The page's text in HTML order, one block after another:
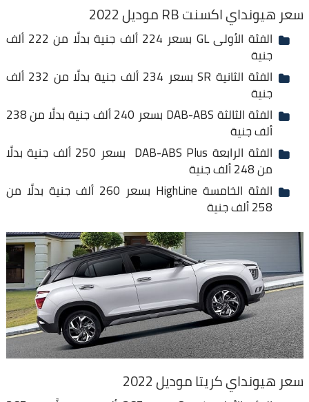
سعر هيونداي اكسنت RB موديل 2022
الفئة الأولى GL بسعر 224 ألف جنية بدلًا من 222 ألف
جنية
الفئة الثانية SR بسعر 234 ألف جنية بدلًا من 232 ألف
جنية
الفئة الثالثة DAB-ABS بسعر 240 ألف جنية بدلًا من 238
ألف جنية
الفئة الرابعة DAB-ABS Plus بسعر 250 ألف جنية بدلًا
من 248 ألف جنية
الفئة الخامسة HighLine بسعر 260 ألف جنية بدلًا من
258 ألف جنية
سعر هيونداي كريتا موديل 2022